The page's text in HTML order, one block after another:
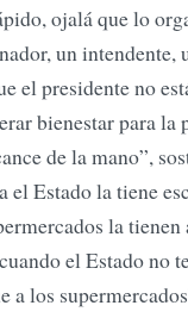
ojalá que lo
un intendente,
el presidente no
bienestar para
de la mano”,
Estado la tiene
la
el Estado no
a los